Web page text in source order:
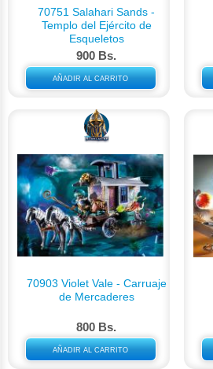
70751 Salahari Sands -
Templo del Ejército de
Esqueletos
900 Bs.
AÑADIR AL CARRITO
70903 Violet Vale - Carruaje
de Mercaderes
800 Bs.
AÑADIR AL CARRITO